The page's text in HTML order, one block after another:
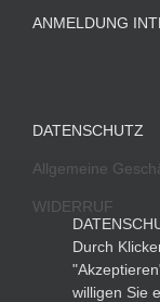
ANMELDUNG
DATENSCHUTZ
Allgemeine
WIDERRUF
Durch
willigen Sie